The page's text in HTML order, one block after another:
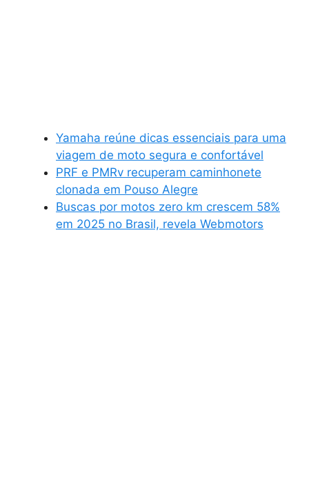
Yamaha reúne dicas essenciais para uma
viagem de moto segura e confortável
PRF e PMRv recuperam caminhonete
clonada em Pouso Alegre
Buscas por motos zero km crescem 58%
em 2025 no Brasil, revela Webmotors